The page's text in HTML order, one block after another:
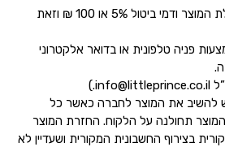
מדיניות ביטול היא מיום קבלת המוצר ודמי ביטול 5% או 100 ₪ וזאת
פניה טלפונית או בדואר אלקטרוני
להשיב את המוצר לחברה כאשר כל
תחולנה על הלקוח. החזרת המוצר
בצירוף החשבונית המקורית ושעדיין לא